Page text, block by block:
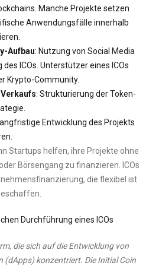
Manche Projekte setzen
Anwendungsfälle innerhalb
Aufbau: Nutzung von Social Media
ICOs. Unterstützer eines ICOs
Krypto-Community.
: Strukturierung der Token-
Entwicklung des Projekts
Startups helfen, ihre Projekte ohne
Börsengang zu finanzieren. ICOs
die flexibel ist
die sich auf die Entwicklung von
(dApps) konzentriert. Die Initial Coin